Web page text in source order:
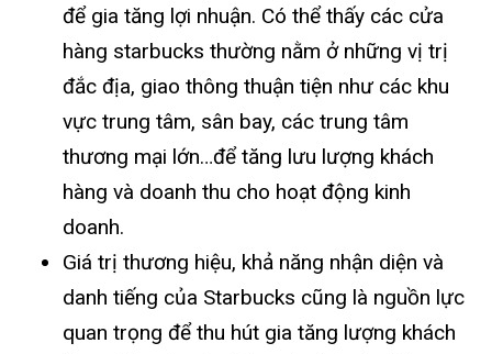
để gia tăng lợi nhuận. Có thể thấy các cửa
hàng starbucks thường nằm ở những vị trị
đắc địa, giao thông thuận tiện như các khu
vực trung tâm, sân bay, các trung tâm
thương mại lớn…để tăng lưu lượng khách
hàng và doanh thu cho hoạt động kinh
doanh.
Giá trị thương hiệu, khả năng nhận diện và
danh tiếng của Starbucks cũng là nguồn lực
quan trọng để thu hút gia tăng lượng khách